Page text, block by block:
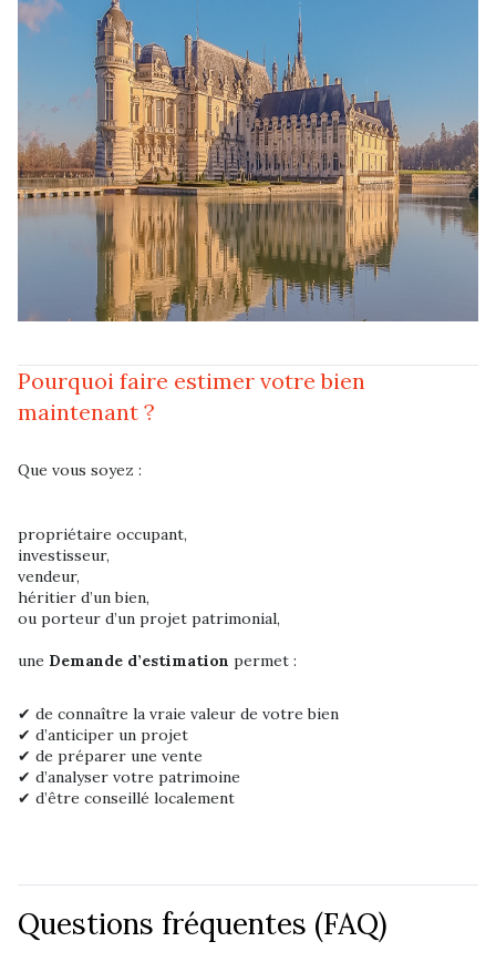
Pourquoi faire estimer votre bien
maintenant ?
Que vous soyez :
propriétaire occupant,
investisseur,
vendeur,
héritier d’un bien,
ou porteur d’un projet patrimonial,
une Demande d’estimation permet :
✔ de connaître la vraie valeur de votre bien
✔ d’anticiper un projet
✔ de préparer une vente
✔ d’analyser votre patrimoine
✔ d’être conseillé localement
Questions fréquentes (FAQ)